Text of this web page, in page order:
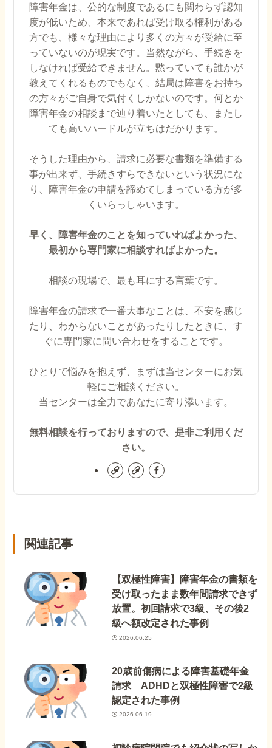
障害年金は、公的な制度であるにも関わらず認知
度が低いため、本来であれば受け取る権利がある
方でも、様々な理由により多くの方々が受給に至
っていないのが現実です。当然ながら、手続きを
しなければ受給できません。黙っていても誰かが
教えてくれるものでもなく、結局は障害をお持ち
の方々がご自身で気付くしかないのです。何とか
障害年金の相談まで辿り着いたとしても、またし
ても高いハードルが立ちはだかります。
そうした理由から、請求に必要な書類を準備する
事が出来ず、手続きすらできないという状況にな
り、障害年金の申請を諦めてしまっている方が多
くいらっしゃいます。
早く、障害年金のことを知っていればよかった、
最初から専門家に相談すればよかった。
相談の現場で、最も耳にする言葉です。
障害年金の請求で一番大事なことは、不安を感じ
たり、わからないことがあったりしたときに、す
ぐに専門家に問い合わせをすることです。
ひとりで悩みを抱えず、まずは当センターにお気
軽にご相談ください。
当センターは全力であなたに寄り添います。
無料相談を行っておりますので、是非ご利用くだ
さい。
関連記事
【双極性障害】障害年金の書類を
受け取ったまま数年間請求できず
放置。初回請求で3級、その後2
級へ額改定された事例
2026.06.25
20歳前傷病による障害基礎年金
請求 ADHDと双極性障害で2級
認定された事例
2026.06.19